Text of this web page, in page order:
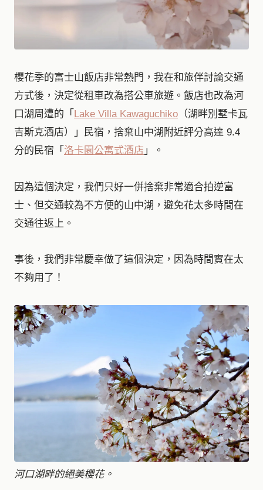
櫻花季的富士山飯店非常熱門，我在和旅伴討論交通
方式後，決定從租車改為搭公車旅遊。飯店也改為河
口湖周遭的「 Lake Villa Kawaguchiko （湖畔別墅卡瓦
吉斯克酒店）」民宿，捨棄山中湖附近評分高達 9.4
分的民宿「 洛卡園公寓式酒店 」。
因為這個決定，我們只好一併捨棄非常適合拍逆富
士、但交通較為不方便的山中湖，避免花太多時間在
交通往返上。
事後，我們非常慶幸做了這個決定，因為時間實在太
不夠用了！
河口湖畔的絕美櫻花。